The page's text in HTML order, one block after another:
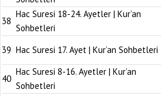
38
Hac Suresi 18-24. Ayetler | Kur’an
Sohbetleri
39 Hac Suresi 17. Ayet | Kur’an Sohbetleri
40
Hac Suresi 8-16. Ayetler | Kur’an
Sohbetleri